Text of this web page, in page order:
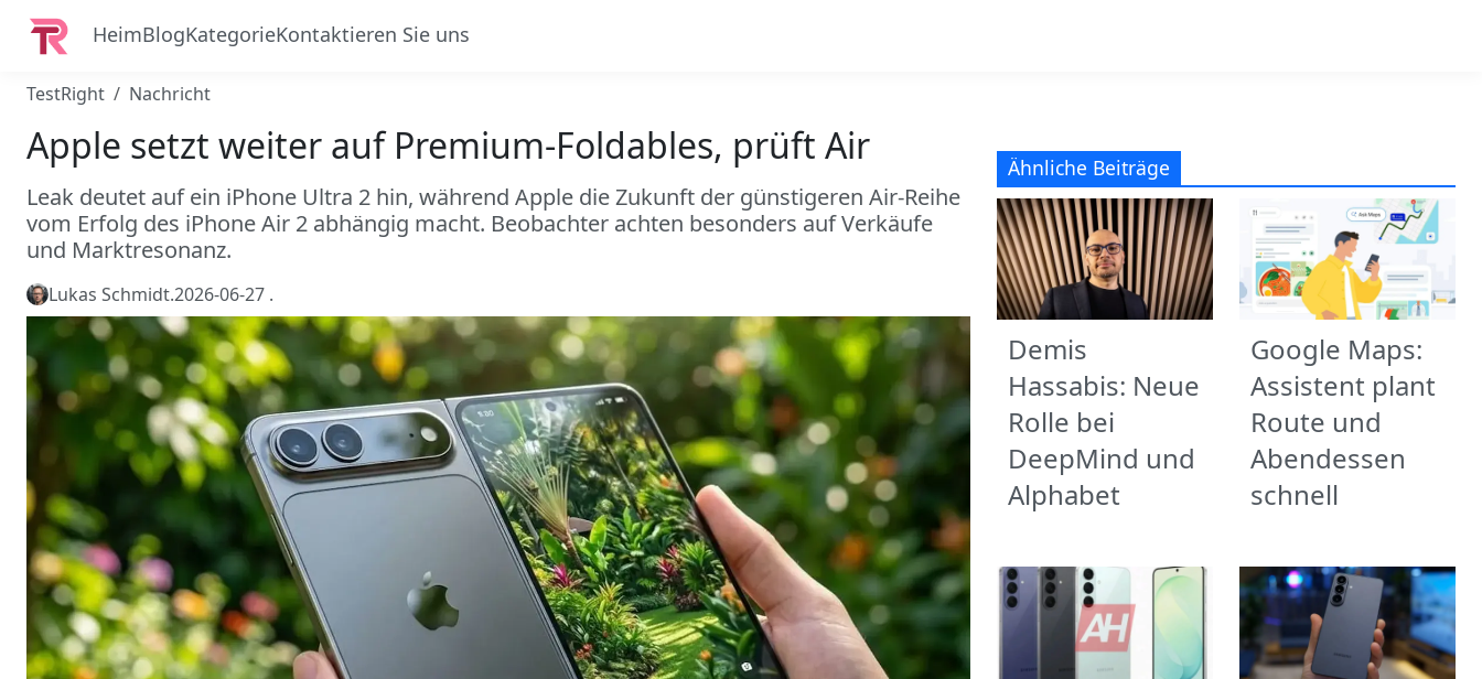
HeimBlogKategorieKontaktieren Sie uns
TestRight Nachricht
Apple setzt weiter auf Premium-Foldables, prüft Air
Leak deutet auf ein iPhone Ultra 2 hin, während Apple die Zukunft der günstigeren Air-Reihe
vom Erfolg des iPhone Air 2 abhängig macht. Beobachter achten besonders auf Verkäufe
und Marktresonanz.
Lukas Schmidt.2026-06-27 .
Ähnliche Beiträge
Demis
Hassabis: Neue
Rolle bei
DeepMind und
Alphabet
Google Maps:
Assistent plant
Route und
Abendessen
schnell